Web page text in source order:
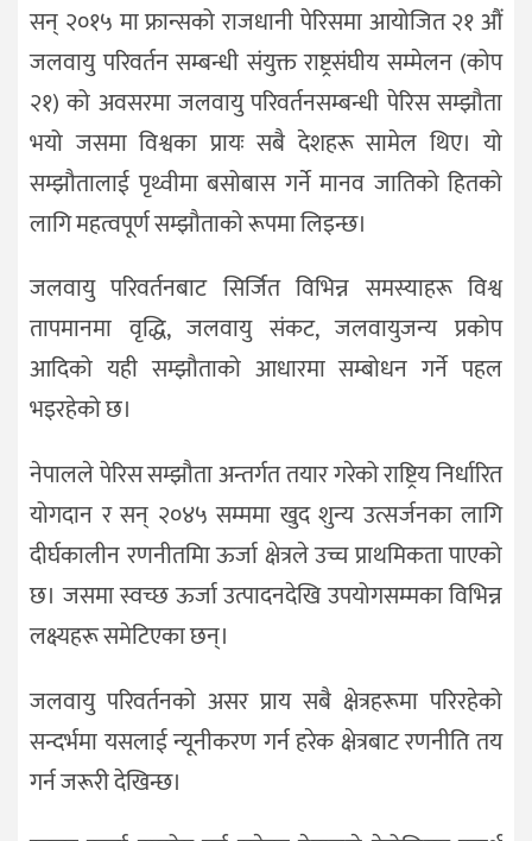
सन् २०१५ मा फ्रान्सको राजधानी पेरिसमा आयोजित २१ औं
जलवायु परिवर्तन सम्बन्धी संयुक्त राष्ट्रसंघीय सम्मेलन (कोप
२१) को अवसरमा जलवायु परिवर्तनसम्बन्धी पेरिस सम्झौता
भयो जसमा विश्वका प्रायः सबै देशहरू सामेल थिए। यो
सम्झौतालाई पृथ्वीमा बसोबास गर्ने मानव जातिको हितको
लागि महत्वपूर्ण सम्झौताको रूपमा लिइन्छ।
जलवायु परिवर्तनबाट सिर्जित विभिन्न समस्याहरू विश्व
तापमानमा वृद्धि, जलवायु संकट, जलवायुजन्य प्रकोप
आदिको यही सम्झौताको आधारमा सम्बोधन गर्ने पहल
भइरहेको छ।
नेपालले पेरिस सम्झौता अन्तर्गत तयार गरेको राष्ट्रिय निर्धारित
योगदान र सन् २०४५ सम्ममा खुद शुन्य उत्सर्जनका लागि
दीर्घकालीन रणनीतमिा ऊर्जा क्षेत्रले उच्च प्राथमिकता पाएको
छ। जसमा स्वच्छ ऊर्जा उत्पादनदेखि उपयोगसम्मका विभिन्न
लक्ष्यहरू समेटिएका छन्।
जलवायु परिवर्तनको असर प्राय सबै क्षेत्रहरूमा परिरहेको
सन्दर्भमा यसलाई न्यूनीकरण गर्न हरेक क्षेत्रबाट रणनीति तय
गर्न जरूरी देखिन्छ।